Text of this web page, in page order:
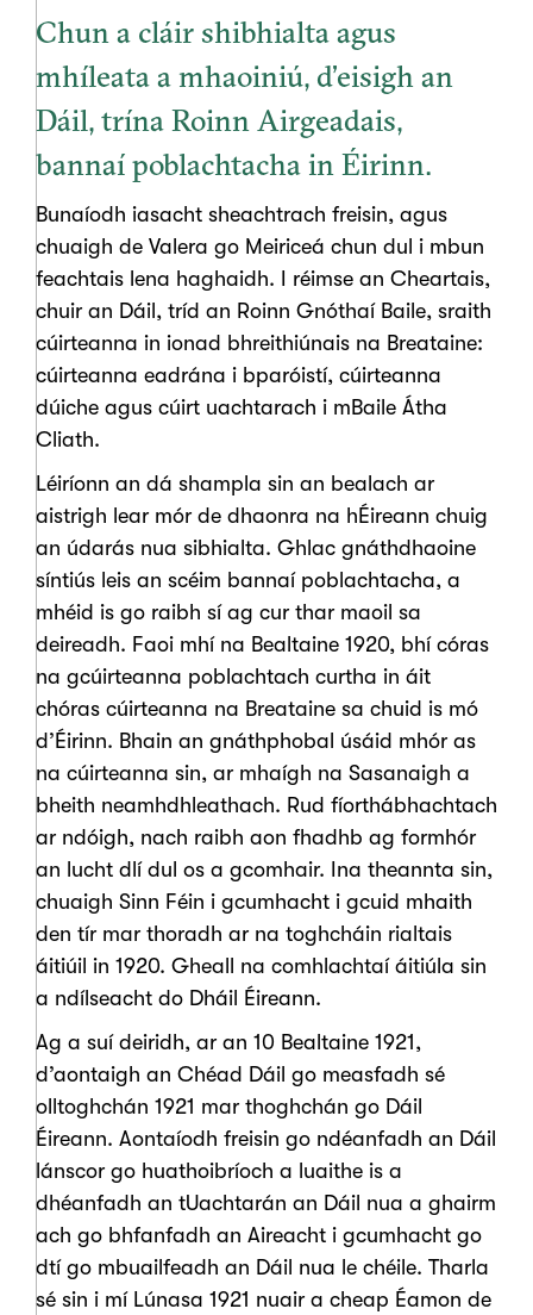
Chun a cláir shibhialta agus
mhíleata a mhaoiniú, d’eisigh an
Dáil, trína Roinn Airgeadais,
bannaí poblachtacha in Éirinn.
Bunaíodh iasacht sheachtrach freisin, agus
chuaigh de Valera go Meiriceá chun dul i mbun
feachtais lena haghaidh. I réimse an Cheartais,
chuir an Dáil, tríd an Roinn Gnóthaí Baile, sraith
cúirteanna in ionad bhreithiúnais na Breataine:
cúirteanna eadrána i bparóistí, cúirteanna
dúiche agus cúirt uachtarach i mBaile Átha
Cliath.
Léiríonn an dá shampla sin an bealach ar
aistrigh lear mór de dhaonra na hÉireann chuig
an údarás nua sibhialta. Ghlac gnáthdhaoine
síntiús leis an scéim bannaí poblachtacha, a
mhéid is go raibh sí ag cur thar maoil sa
deireadh. Faoi mhí na Bealtaine 1920, bhí córas
na gcúirteanna poblachtach curtha in áit
chóras cúirteanna na Breataine sa chuid is mó
d’Éirinn. Bhain an gnáthphobal úsáid mhór as
na cúirteanna sin, ar mhaígh na Sasanaigh a
bheith neamhdhleathach. Rud fíorthábhachtach
ar ndóigh, nach raibh aon fhadhb ag formhór
an lucht dlí dul os a gcomhair. Ina theannta sin,
chuaigh Sinn Féin i gcumhacht i gcuid mhaith
den tír mar thoradh ar na toghcháin rialtais
áitiúil in 1920. Gheall na comhlachtaí áitiúla sin
a ndílseacht do Dháil Éireann.
Ag a suí deiridh, ar an 10 Bealtaine 1921,
d’aontaigh an Chéad Dáil go measfadh sé
olltoghchán 1921 mar thoghchán go Dáil
Éireann. Aontaíodh freisin go ndéanfadh an Dáil
lánscor go huathoibríoch a luaithe is a
dhéanfadh an tUachtarán an Dáil nua a ghairm
ach go bhfanfadh an Aireacht i gcumhacht go
dtí go mbuailfeadh an Dáil nua le chéile. Tharla
sé sin i mí Lúnasa 1921 nuair a cheap Éamon de